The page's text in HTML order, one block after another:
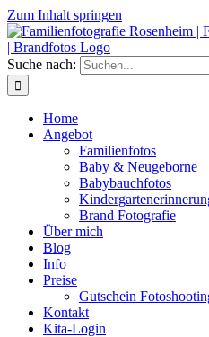
Zum Inhalt springen
Suche nach:
Home
Angebot
Familienfotos
Baby & Neugeborne
Babybauchfotos
Brand Fotografie
Über mich
Blog
Info
Preise
Gutschein
Kontakt
Kita-Login